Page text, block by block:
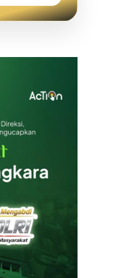
Rp 7.675.000
Rp 76.443.000
Rp 152.886.000